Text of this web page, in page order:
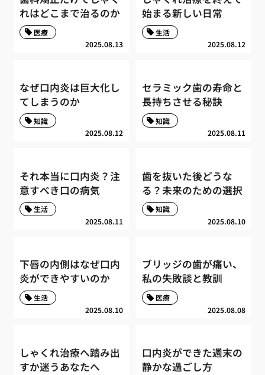
れはどこまで治るのか
2025.08.13
医療
始まる新しい日常
2025.08.12
生活
なぜ口内炎は巨大化し
てしまうのか
2025.08.12
知識
セラミック歯の寿命と
長持ちさせる秘訣
2025.08.11
知識
それ本当に口内炎？注
意すべき口の病気
2025.08.11
生活
歯を抜いた後どうな
る？未来のための選択
2025.08.10
知識
下唇の内側はなぜ口内
炎ができやすいのか
2025.08.10
生活
ブリッジの歯が痛い、
私の失敗談と教訓
2025.08.08
医療
しゃくれ治療へ踏み出
すか迷うあなたへ
口内炎ができた週末の
静かな過ごし方